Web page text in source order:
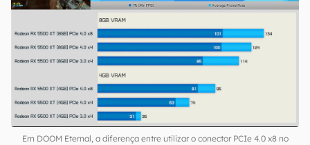
Em DOOM Eternal, a diferença entre utilizar o conector PCIe 4.0 x8 no